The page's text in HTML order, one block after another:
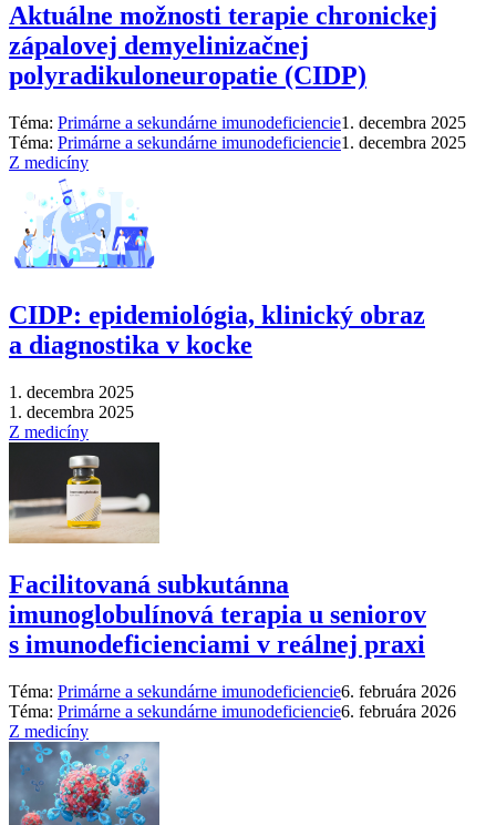
Aktuálne možnosti terapie chronickej
zápalovej demyelinizačnej
polyradikuloneuropatie (CIDP)
Téma: Primárne a sekundárne imunodeficiencie1. decembra 2025
Téma: Primárne a sekundárne imunodeficiencie1. decembra 2025
Z medicíny
CIDP: epidemiológia, klinický obraz
a diagnostika v kocke
1. decembra 2025
1. decembra 2025
Z medicíny
Facilitovaná subkutánna
imunoglobulínová terapia u seniorov
s imunodeficienciami v reálnej praxi
Téma: Primárne a sekundárne imunodeficiencie6. februára 2026
Téma: Primárne a sekundárne imunodeficiencie6. februára 2026
Z medicíny